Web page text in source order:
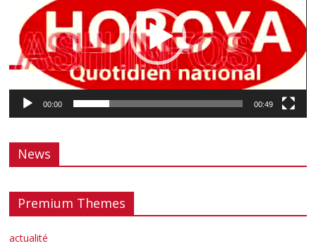
00:00 00:49
News
Premium Themes
actualité